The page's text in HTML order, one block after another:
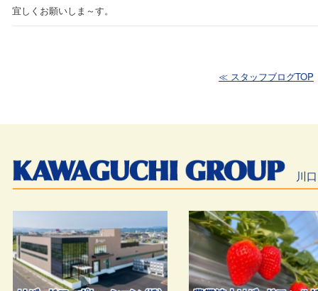
宜しくお願いしま～す。
≪ スタッフブログTOP
川